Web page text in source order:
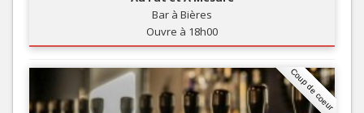
Bar à Bières
Ouvre à 18h00
Coup de coeur